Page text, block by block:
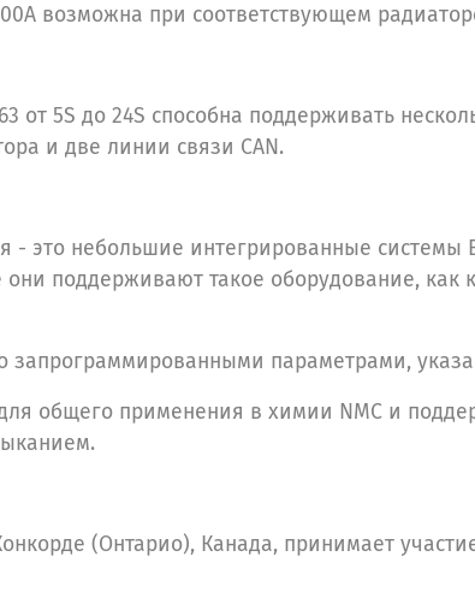
возможна при соответствующем
от 5S до 24S способна поддерживать
и две линии связи CAN.
это небольшие интегрированные системы
поддерживают такое оборудование, как
запрограммированными параметрами,
общего применения в химии NMC и
(Онтарио), Канада, принимает